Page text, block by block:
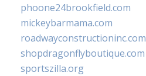
phoone24brookfield.com
mickeybarmama.com
roadwayconstructioninc.com
shopdragonflyboutique.com
sportszilla.org